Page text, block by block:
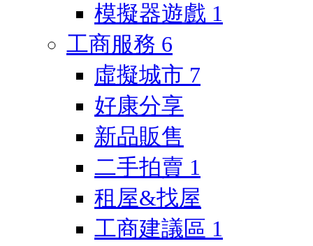
模擬器遊戲 1
工商服務 6
虛擬城市 7
好康分享
新品販售
二手拍賣 1
租屋&找屋
工商建議區 1